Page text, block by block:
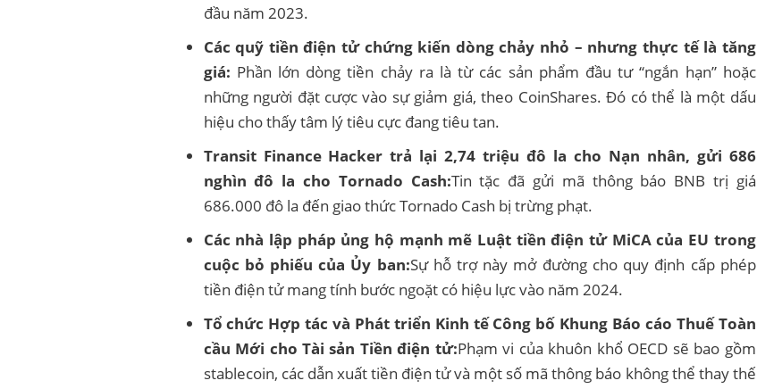
đầu năm 2023.
Các quỹ tiền điện tử chứng kiến ​​dòng chảy nhỏ – nhưng thực tế là tăng
giá: Phần lớn dòng tiền chảy ra là từ các sản phẩm đầu tư “ngắn hạn” hoặc
những người đặt cược vào sự giảm giá, theo CoinShares. Đó có thể là một dấu
hiệu cho thấy tâm lý tiêu cực đang tiêu tan.
Transit Finance Hacker trả lại 2,74 triệu đô la cho Nạn nhân, gửi 686
nghìn đô la cho Tornado Cash:Tin tặc đã gửi mã thông báo BNB trị giá
686.000 đô la đến giao thức Tornado Cash bị trừng phạt.
Các nhà lập pháp ủng hộ mạnh mẽ Luật tiền điện tử MiCA của EU trong
cuộc bỏ phiếu của Ủy ban:Sự hỗ trợ này mở đường cho quy định cấp phép
tiền điện tử mang tính bước ngoặt có hiệu lực vào năm 2024.
Tổ chức Hợp tác và Phát triển Kinh tế Công bố Khung Báo cáo Thuế Toàn
cầu Mới cho Tài sản Tiền điện tử:Phạm vi của khuôn khổ OECD sẽ bao gồm
stablecoin, các dẫn xuất tiền điện tử và một số mã thông báo không thể thay thế